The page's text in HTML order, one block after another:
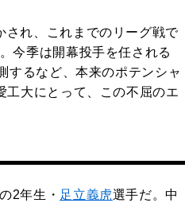
され、これまでのリーグ戦で
今季は開幕投手を任される
するなど、本来のポテンシャ
工大にとって、この不屈のエ
2年生・ 足立義虎選手だ。中